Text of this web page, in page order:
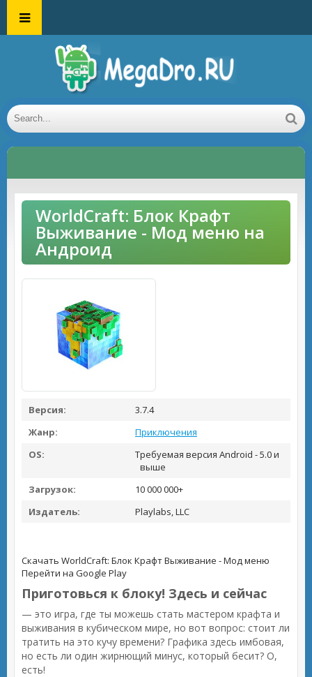
WorldCraft: Блок Крафт
Выживание - Мод меню на
Андроид
Версия:
3.7.4
Жанр:
Приключения
OS:
Требуемая версия Android - 5.0 и
выше
Загрузок:
10 000 000+
Издатель:
Playlabs, LLC
Скачать WorldCraft: Блок Крафт Выживание - Мод меню
Перейти на Google Play
Приготовься к блоку! Здесь и сейчас
— это игра, где ты можешь стать мастером крафта и
выживания в кубическом мире, но вот вопрос: стоит ли
тратить на это кучу времени? Графика здесь имбовая,
но есть ли один жирнющий минус, который бесит? О,
есть!